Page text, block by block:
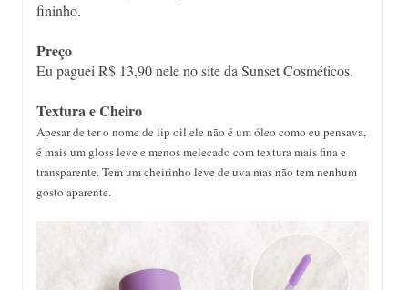
fininho.
Preço
Eu paguei R$ 13,90 nele no site da Sunset Cosméticos.
Textura e Cheiro
Apesar de ter o nome de lip oil ele não é um óleo como eu pensava,
é mais um gloss leve e menos melecado com textura mais fina e
transparente. Tem um cheirinho leve de uva mas não tem nenhum
gosto aparente.